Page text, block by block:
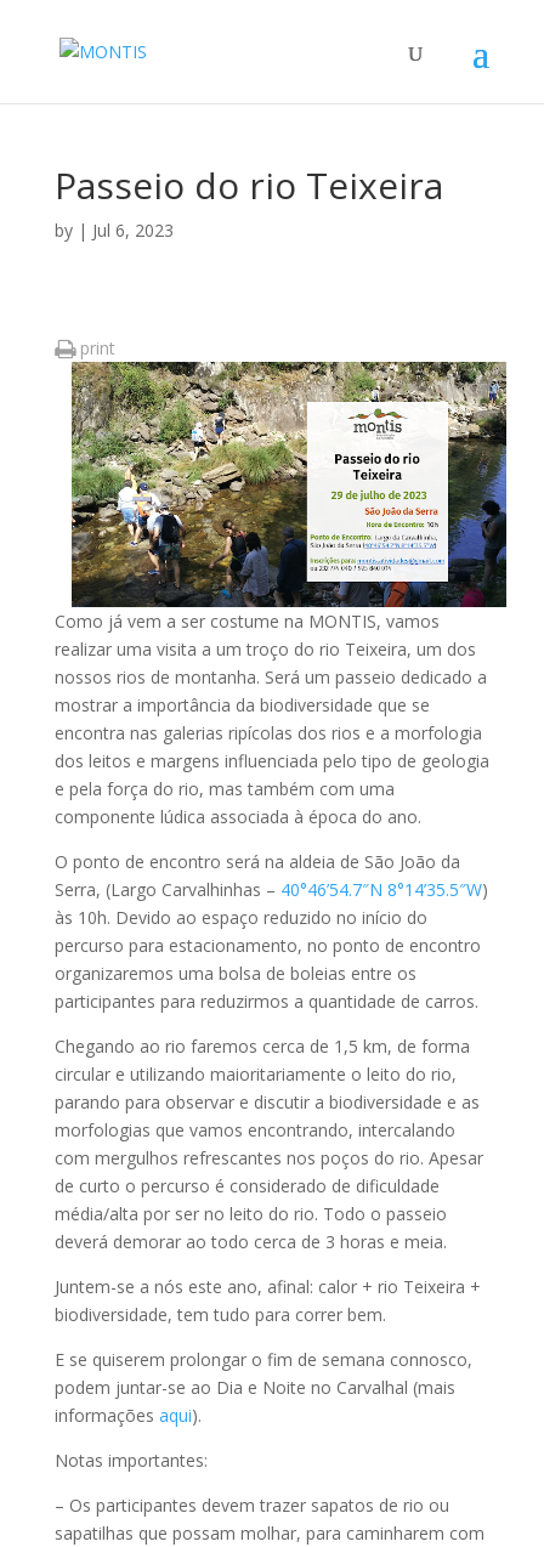
Passeio do rio Teixeira
by | Jul 6, 2023
print
Como já vem a ser costume na MONTIS, vamos
realizar uma visita a um troço do rio Teixeira, um dos
nossos rios de montanha. Será um passeio dedicado a
mostrar a importância da biodiversidade que se
encontra nas galerias ripícolas dos rios e a morfologia
dos leitos e margens influenciada pelo tipo de geologia
e pela força do rio, mas também com uma
componente lúdica associada à época do ano.
O ponto de encontro será na aldeia de São João da
Serra, (Largo Carvalhinhas – 40°46’54.7″N 8°14’35.5″W)
às 10h. Devido ao espaço reduzido no início do
percurso para estacionamento, no ponto de encontro
organizaremos uma bolsa de boleias entre os
participantes para reduzirmos a quantidade de carros.
Chegando ao rio faremos cerca de 1,5 km, de forma
circular e utilizando maioritariamente o leito do rio,
parando para observar e discutir a biodiversidade e as
morfologias que vamos encontrando, intercalando
com mergulhos refrescantes nos poços do rio. Apesar
de curto o percurso é considerado de dificuldade
média/alta por ser no leito do rio. Todo o passeio
deverá demorar ao todo cerca de 3 horas e meia.
Juntem-se a nós este ano, afinal: calor + rio Teixeira +
biodiversidade, tem tudo para correr bem.
E se quiserem prolongar o fim de semana connosco,
podem juntar-se ao Dia e Noite no Carvalhal (mais
informações aqui).
Notas importantes:
– Os participantes devem trazer sapatos de rio ou
sapatilhas que possam molhar, para caminharem com